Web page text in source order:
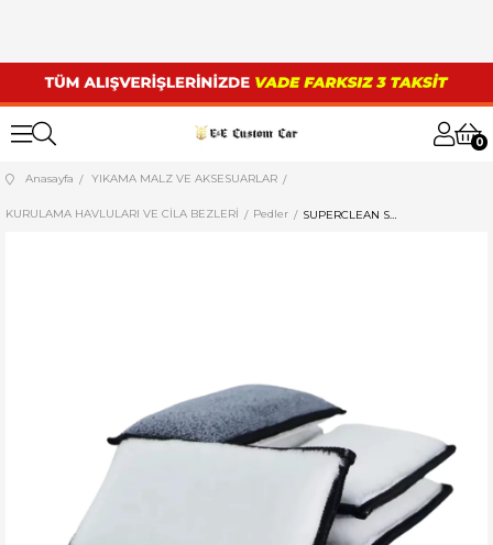
0
Anasayfa YIKAMA MALZ VE AKSESUARLAR
KURULAMA HAVLULARI VE CİLA BEZLERİ Pedler SUPERCLEAN SCRUP PAD - PLASTİK VE DERİ TEMİZLİK PEDİ